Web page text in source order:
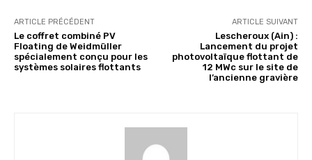
ARTICLE PRÉCÉDENT
Le coffret combiné PV
Floating de Weidmüller
spécialement conçu pour les
systèmes solaires flottants
ARTICLE SUIVANT
Lescheroux (Ain) :
Lancement du projet
photovoltaïque flottant de
12 MWc sur le site de
l’ancienne gravière